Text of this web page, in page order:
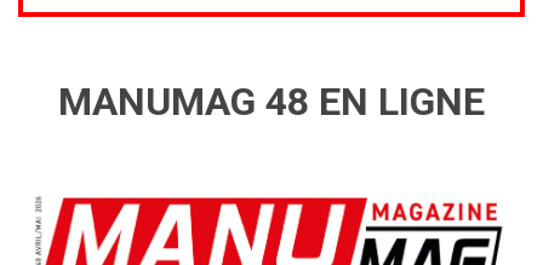
MANUMAG 48 EN LIGNE